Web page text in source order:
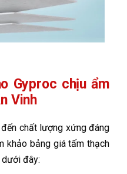
Gyproc chịu ẩm
Vinh
chất lượng xứng đáng
khảo bảng giá tấm thạch
đây: